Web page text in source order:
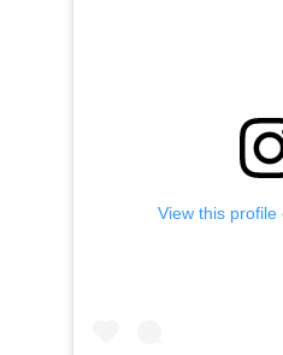
View this profile